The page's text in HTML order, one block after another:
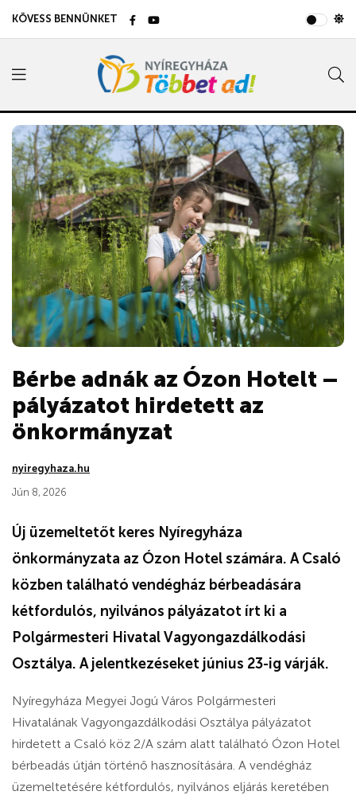
KÖVESS BENNÜNKET
Bérbe adnák az Ózon Hotelt –
pályázatot hirdetett az
önkormányzat
nyiregyhaza.hu
Jún 8, 2026
Új üzemeltetőt keres Nyíregyháza
önkormányzata az Ózon Hotel számára. A Csaló
közben található vendégház bérbeadására
kétfordulós, nyilvános pályázatot írt ki a
Polgármesteri Hivatal Vagyongazdálkodási
Osztálya. A jelentkezéseket június 23-ig várják.
Nyíregyháza Megyei Jogú Város Polgármesteri
Hivatalának Vagyongazdálkodási Osztálya pályázatot
hirdetett a Csaló köz 2/A szám alatt található Ózon Hotel
bérbeadás útján történő hasznosítására. A vendégház
üzemeltetésére kétfordulós, nyilvános eljárás keretében